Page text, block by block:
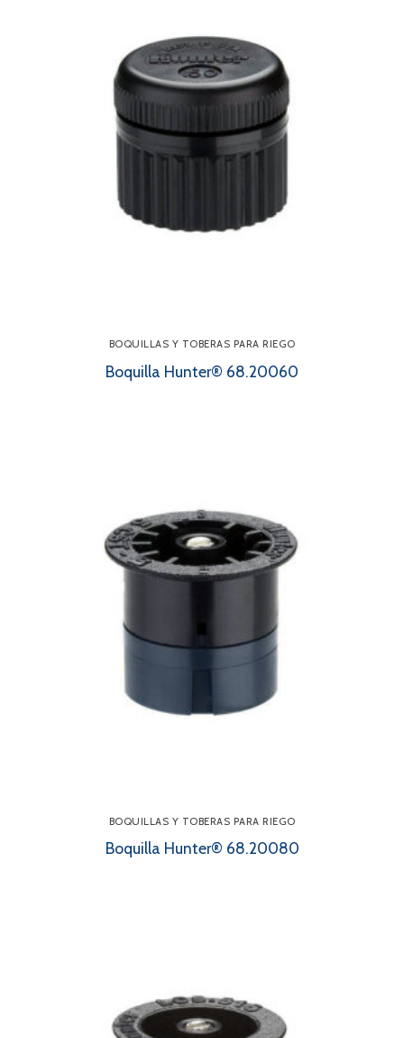
BOQUILLAS Y TOBERAS PARA RIEGO
Boquilla Hunter® 68.20060
BOQUILLAS Y TOBERAS PARA RIEGO
Boquilla Hunter® 68.20080